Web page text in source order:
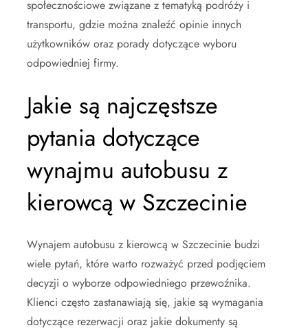
społecznościowe związane z tematyką podróży i
transportu, gdzie można znaleźć opinie innych
użytkowników oraz porady dotyczące wyboru
odpowiedniej firmy.
Jakie są najczęstsze
pytania dotyczące
wynajmu autobusu z
kierowcą w Szczecinie
Wynajem autobusu z kierowcą w Szczecinie budzi
wiele pytań, które warto rozważyć przed podjęciem
decyzji o wyborze odpowiedniego przewoźnika.
Klienci często zastanawiają się, jakie są wymagania
dotyczące rezerwacji oraz jakie dokumenty są